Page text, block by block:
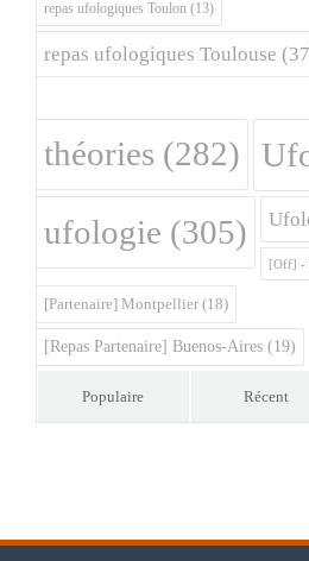
repas ufologiques Toulon (13)
repas ufologiques Toulouse
théories (282)
ufologie (305)
[Off] -
[Partenaire] Montpellier (18)
[Repas Partenaire] Buenos-Aires (19)
Populaire Récent